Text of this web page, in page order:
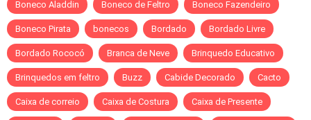
Boneco Aladdin Boneco de Feltro Boneco Fazendeiro
Boneco Pirata bonecos Bordado Bordado Livre
Bordado Rococó Branca de Neve Brinquedo Educativo
Brinquedos em feltro Buzz Cabide Decorado Cacto
Caixa de correio Caixa de Costura Caixa de Presente